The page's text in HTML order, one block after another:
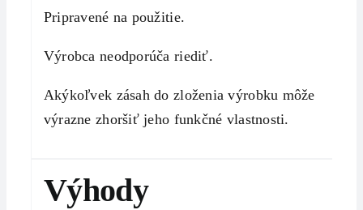
Pripravené na použitie.
Výrobca neodporúča riediť.
Akýkoľvek zásah do zloženia výrobku môže
výrazne zhoršiť jeho funkčné vlastnosti.
Výhody